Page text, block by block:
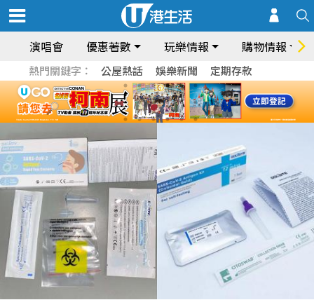
演唱會 優惠著數 玩樂情報 購物情報
熱門關鍵字： 公屋熱話 娛樂新聞 定期存款